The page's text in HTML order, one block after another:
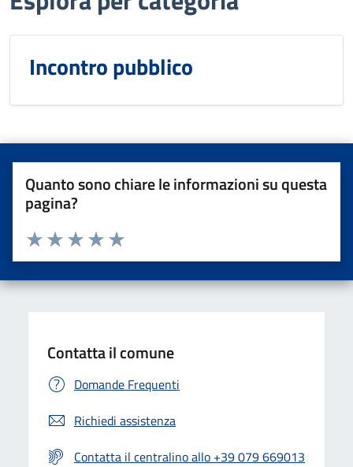
Incontro pubblico
Quanto sono chiare le informazioni su questa
pagina?
Valuta da 1 a 5 stelle la pagina
Valuta 5 stelle su 5
Valuta 4 stelle su 5
Valuta 3 stelle su 5
Valuta 2 stelle su 5
Valuta una stella su 5
Contatta il comune
Domande Frequenti
Richiedi assistenza
Contatta il centralino allo +39 079 669013